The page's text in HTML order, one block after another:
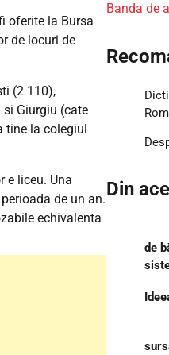
oferite la Bursa
de locuri de
(2 110),
si Giurgiu (cate
tine la colegiul
e liceu. Una
de un an.
echivalenta
Banda de
Din
de